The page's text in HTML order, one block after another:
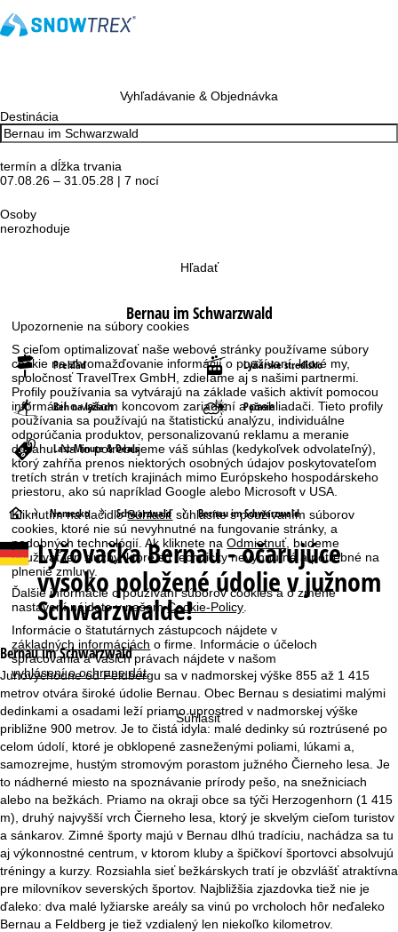
Upozornenie na súbory cookies
S cieľom optimalizovať naše webové stránky používame súbory
cookie na zhromažďovanie informácií o používaní, ktoré my,
spoločnosť TravelTrex GmbH, zdieľame aj s našimi partnermi.
Profily používania sa vytvárajú na základe vašich aktivít pomocou
informácií o vašom koncovom zariadení a prehliadači. Tieto profily
používania sa používajú na štatistickú analýzu, individuálne
odporúčania produktov, personalizovanú reklamu a meranie
dosahu. Na to potrebujeme váš súhlas (kedykoľvek odvolateľný),
ktorý zahŕňa prenos niektorých osobných údajov poskytovateľom
tretích strán v tretích krajinách mimo Európskeho hospodárskeho
priestoru, ako sú napríklad Google alebo Microsoft v USA.
Kliknutím na tlačidloSúhlasiťsúhlasíte s používaním súborov
cookies, ktoré nie sú nevyhnutné na fungovanie stránky, a
podobných technológií. Ak kliknete naOdmietnuť, budeme
používať len služby, ktoré sú technicky nevyhnutné a potrebné na
plnenie zmluvy.
Ďalšie informácie o používaní súborov cookies a o zmene
nastavení nájdete v našomCookie-Policy
Informácie o štatutárnych zástupcoch nájdete v
základných informáciách o firme. Informácie o účeloch
spracovania a Vašich právach nájdete v našom
vyhlásení o ochrane dát.
Súhlasiť
Vyhľadávanie & Objednávka
Destinácia
termín a dĺžka trvania
07.08.26 – 31.05.28 | 7 nocí
Osoby
nerozhoduje
Hľadať
Bernau im Schwarzwald
Prehľad Lyžiarske stredisko
Beh na lyžiach Počasie
Last-Minute & Deals
H
l
n
á
s
t
r
á
n
k
Nemecko Schwarzwald Bernau im Schwarzwald
LyžovačkaBernau - očarujúce
vysoko položené údolie v južnom
Schwarzwalde!
Bernau im Schwarzwald
Juhovýchodne od Feldbergu sa v nadmorskej výške 855 až 1 415
metrov otvára široké údolie Bernau. Obec Bernau s desiatimi malými
dedinkami a osadami leží priamo uprostred v nadmorskej výške
približne 900 metrov. Je to čistá idyla: malé dedinky sú roztrúsené po
celom údolí, ktoré je obklopené zasneženými poliami, lúkami a,
samozrejme, hustým stromovým porastom južného Čierneho lesa. Je
to nádherné miesto na spoznávanie prírody pešo, na snežniciach
alebo na bežkách. Priamo na okraji obce sa týči Herzogenhorn (1 415
m), druhý najvyšší vrch Čierneho lesa, ktorý je skvelým cieľom turistov
a sánkarov. Zimné športy majú v Bernau dlhú tradíciu, nachádza sa tu
aj výkonnostné centrum, v ktorom kluby a špičkoví športovci absolvujú
tréningy a kurzy. Rozsiahla sieť bežkárskych tratí je obzvlášť atraktívna
pre milovníkov severských športov. Najbližšia zjazdovka tiež nie je
ďaleko: dva malé lyžiarske areály sa vinú po vrcholoch hôr neďaleko
Bernau a Feldberg je tiež vzdialený len niekoľko kilometrov.